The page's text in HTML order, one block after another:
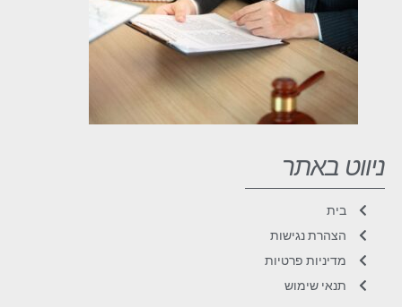
ניווט באתר
בית
הצהרת נגישות
מדיניות פרטיות
תנאי שימוש